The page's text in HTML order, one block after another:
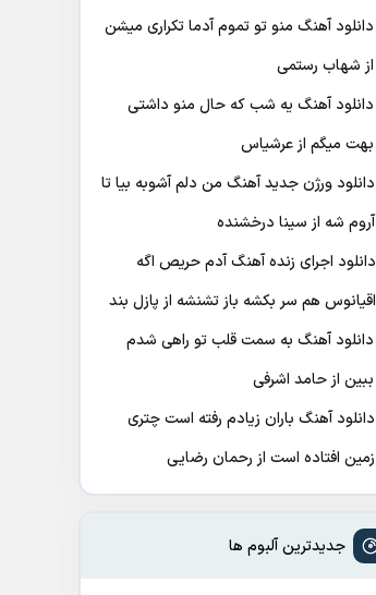
دانلود آهنگ منو تو تموم آدما تکراری میشن
از شهاب رستمی
دانلود آهنگ ﻳﻪ ﺷﺐ ﻛﻪ ﺣﺎل ﻣﻨﻮ داﺷﺘﻰ
ﺑﻬﺖ میگم از عرشیاس
دانلود ورژن جدید آهنگ من دلم آشوبه بیا تا
آروم شه از سینا درخشنده
دانلود اجرای زنده آهنگ آدم حریص اگه
اقیانوس هم سر بکشه باز تشنشه از پازل بند
دانلود آهنگ به سمت قلب تو راهی شدم
ببین از حامد اشرفی
دانلود آهنگ باران زیادم رفته است چتری
زمین افتاده است از رحمان رضایی
جدیدترین آلبوم ها